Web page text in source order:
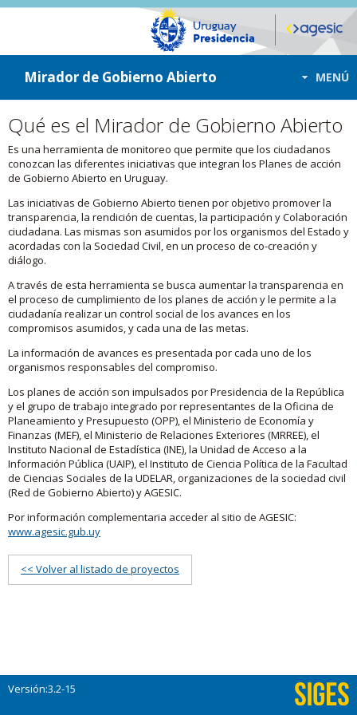
ir a contenido
ir al menú
Mirador de Gobierno Abierto MENÚ
Qué es el Mirador de Gobierno Abierto
Es una herramienta de monitoreo que permite que los ciudadanos
conozcan las diferentes iniciativas que integran los Planes de acción
de Gobierno Abierto en Uruguay.
Las iniciativas de Gobierno Abierto tienen por objetivo promover la
transparencia, la rendición de cuentas, la participación y Colaboración
ciudadana. Las mismas son asumidos por los organismos del Estado y
acordadas con la Sociedad Civil, en un proceso de co-creación y
diálogo.
A través de esta herramienta se busca aumentar la transparencia en
el proceso de cumplimiento de los planes de acción y le permite a la
ciudadanía realizar un control social de los avances en los
compromisos asumidos, y cada una de las metas.
La información de avances es presentada por cada uno de los
organismos responsables del compromiso.
Los planes de acción son impulsados por Presidencia de la República
y el grupo de trabajo integrado por representantes de la Oficina de
Planeamiento y Presupuesto (OPP), el Ministerio de Economía y
Finanzas (MEF), el Ministerio de Relaciones Exteriores (MRREE), el
Instituto Nacional de Estadística (INE), la Unidad de Acceso a la
Información Pública (UAIP), el Instituto de Ciencia Política de la Facultad
de Ciencias Sociales de la UDELAR, organizaciones de la sociedad civil
(Red de Gobierno Abierto) y AGESIC.
Por información complementaria acceder al sitio de AGESIC:
www.agesic.gub.uy
<< Volver al listado de proyectos
Versión:3.2-15